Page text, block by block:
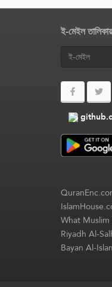
ই-মেইল
What
Riyadh Al-
Bayan Al-